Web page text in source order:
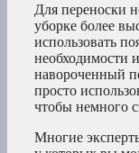
Для переноски
уборке более
использовать
необходимости
навороченный
просто
чтобы немного
Многие